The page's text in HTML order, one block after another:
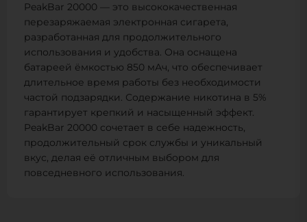
PeakBar 20000 — это высококачественная
перезаряжаемая электронная сигарета,
разработанная для продолжительного
использования и удобства. Она оснащена
батареей ёмкостью 850 мАч, что обеспечивает
длительное время работы без необходимости
частой подзарядки. Содержание никотина в 5%
гарантирует крепкий и насыщенный эффект.
PeakBar 20000 сочетает в себе надежность,
продолжительный срок службы и уникальный
вкус, делая её отличным выбором для
повседневного использования.